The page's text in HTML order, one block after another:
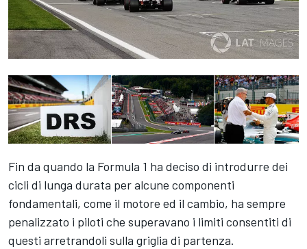
Fin da quando la Formula 1 ha deciso di introdurre dei
cicli di lunga durata per alcune componenti
fondamentali, come il motore ed il cambio, ha sempre
penalizzato i piloti che superavano i limiti consentiti di
questi arretrandoli sulla griglia di partenza.